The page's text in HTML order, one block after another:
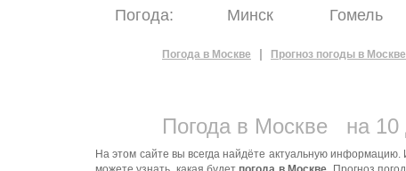
Погода: Минск Гомель
Погода в Москве | Прогноз погоды в Москве
Погода в Москве на 10
На этом сайте вы всегда найдёте актуальную